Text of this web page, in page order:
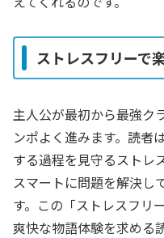
ストレスフリーで
主人公が最初から最強ク
ンポよく進みます。読者
する過程を見守るストレ
スマートに問題を解決し
す。この「ストレスフリ
爽快な物語体験を求める